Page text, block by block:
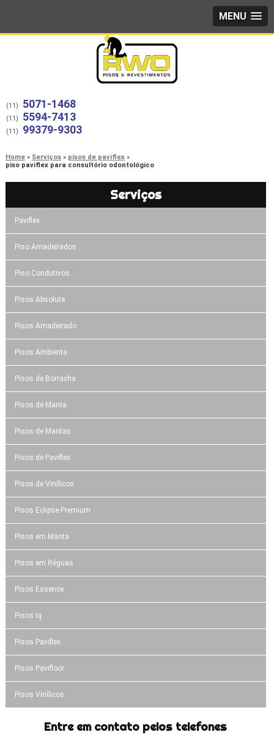
MENU
(11) 5071-1468
(11) 5594-7413
(11) 99379-9303
Home Serviços
pisos de paviflex
piso paviflex para consultório odontológico
Serviços
Paviflex
Piso Amadeirados
Piso Condutivos
Pisos Absolute
Pisos Amadeirado
Pisos Ambienta
Pisos de Borracha
Pisos de Manta
Pisos de Mantas
Pisos de Paviflex
Pisos de Vinílicos
Pisos Eclipse Premium
Pisos em Manta
Pisos em Réguas
Pisos Essence
Pisos Iq
Pisos Paviflex
Pisos Pavifloor
Pisos Vinílicos
Entre em contato pelos telefones